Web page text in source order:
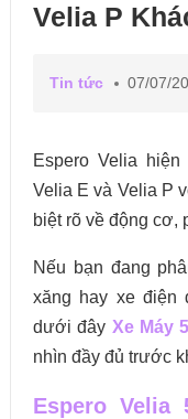
Velia P
Tin tức 07/07/
Espero Velia
Velia E và Velia P
biệt rõ về động cơ,
Nếu bạn đang
xăng hay xe điện
dưới đây Xe Máy
nhìn đầy đủ trước
Espero Velia